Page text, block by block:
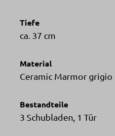
Tiefe
ca. 37 cm
Material
Ceramic Marmor grigio
Bestandteile
3 Schubladen, 1 Tür